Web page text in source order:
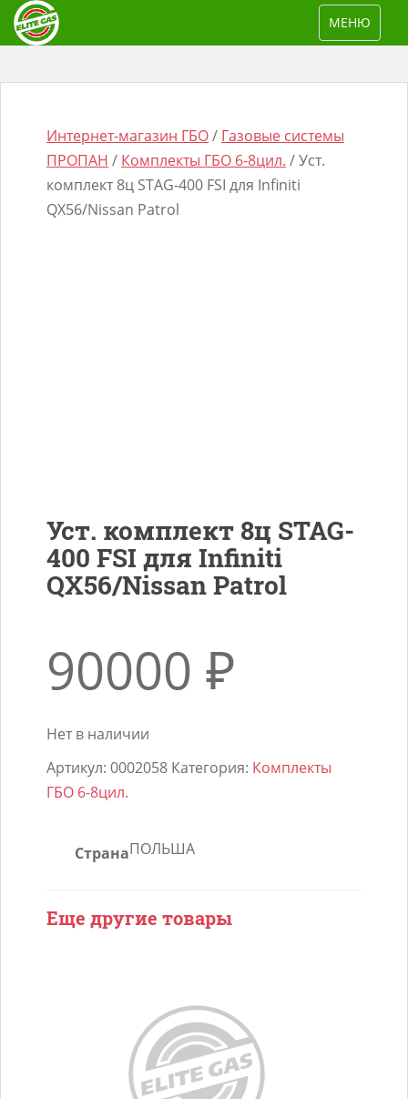
p
TOGGLE
МЕНЮ
Интернет-магазин ГБО/ Газовые системы
ПРОПАН / Комплекты ГБО 6-8цил. / Уст.
комплект 8ц STAG-400 FSI для Infiniti
QX56/Nissan Patrol
Уст. комплект 8ц STAG-
400 FSI для Infiniti
QX56/Nissan Patrol
90000 ₽
Нет в наличии
Артикул: 0002058 Категория: Комплекты
ГБО 6-8цил.
СтранаПОЛЬША
Еще другие товары